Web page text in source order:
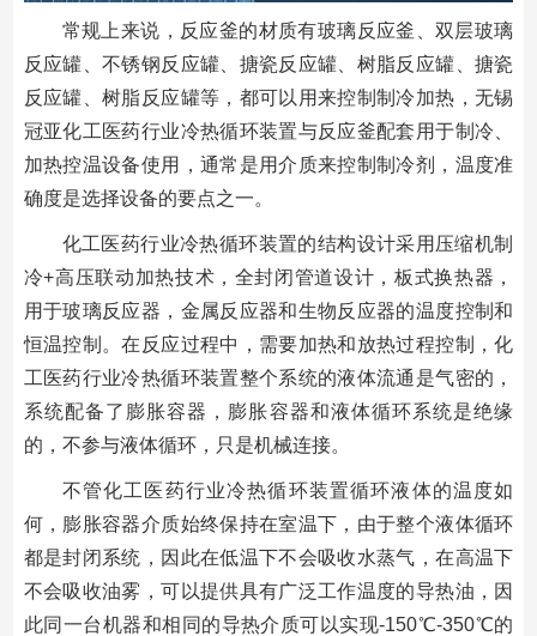
常规上来说，反应釜的材质有玻璃反应釜、双层玻璃
反应罐、不锈钢反应罐、搪瓷反应罐、树脂反应罐、搪瓷
反应罐、树脂反应罐等，都可以用来控制制冷加热，无锡
冠亚化工医药行业冷热循环装置与反应釜配套用于制冷、
加热控温设备使用，通常是用介质来控制制冷剂，温度准
确度是选择设备的要点之一。
化工医药行业冷热循环装置的结构设计采用压缩机制
冷+高压联动加热技术，全封闭管道设计，板式换热器，
用于玻璃反应器，金属反应器和生物反应器的温度控制和
恒温控制。在反应过程中，需要加热和放热过程控制，化
工医药行业冷热循环装置整个系统的液体流通是气密的，
系统配备了膨胀容器，膨胀容器和液体循环系统是绝缘
的，不参与液体循环，只是机械连接。
不管化工医药行业冷热循环装置循环液体的温度如
何，膨胀容器介质始终保持在室温下，由于整个液体循环
都是封闭系统，因此在低温下不会吸收水蒸气，在高温下
不会吸收油雾，可以提供具有广泛工作温度的导热油，因
此同一台机器和相同的导热介质可以实现-150℃-350℃的